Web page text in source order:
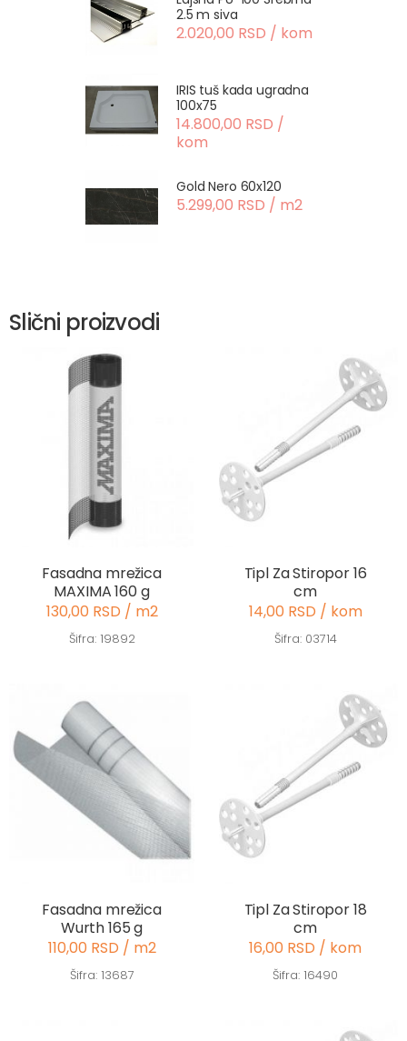
2.5 m siva
2.020,00 RSD / kom
IRIS tuš kada ugradna
100x75
14.800,00 RSD /
kom
Gold Nero 60x120
5.299,00 RSD / m2
Slični proizvodi
Fasadna mrežica
MAXIMA 160 g
130,00 RSD / m2
Šifra: 19892
Tipl Za Stiropor 16
cm
14,00 RSD / kom
Šifra: 03714
Fasadna mrežica
Wurth 165 g
110,00 RSD / m2
Šifra: 13687
Tipl Za Stiropor 18
cm
16,00 RSD / kom
Šifra: 16490